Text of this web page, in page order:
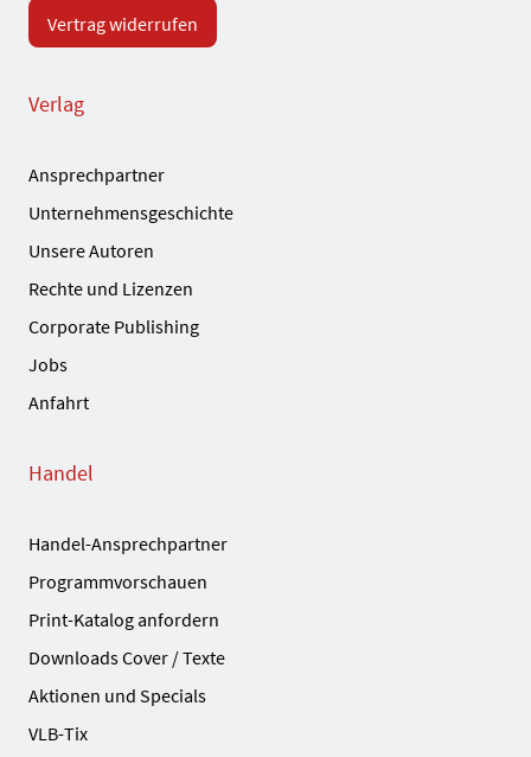
Vertrag widerrufen
Verlag
Ansprechpartner
Unternehmensgeschichte
Unsere Autoren
Rechte und Lizenzen
Corporate Publishing
Jobs
Anfahrt
Handel
Handel-Ansprechpartner
Programmvorschauen
Print-Katalog anfordern
Downloads Cover / Texte
Aktionen und Specials
VLB-Tix